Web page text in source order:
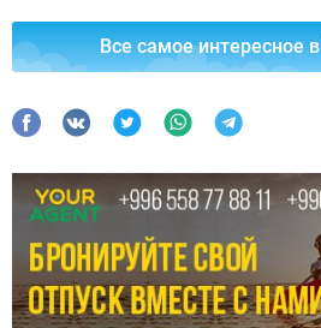
Все самое интересное в